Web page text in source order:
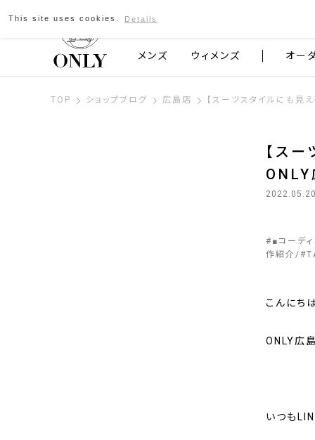
京都発のスーツブランド ONLY
メンズ ウィメンズ オー
TOP ショップブログ 広島店 【スーツスタイルにも見
【ス
#■コーデ
作紹介
#
こんにち
ONLY広
いつも
This site uses cookies. Details